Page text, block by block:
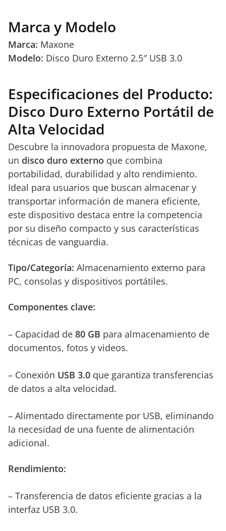
Marca y Modelo
Marca: Maxone
Modelo: Disco Duro Externo 2.5″ USB 3.0
Especificaciones del Producto:
Disco Duro Externo Portátil de
Alta Velocidad
Descubre la innovadora propuesta de Maxone,
un disco duro externo que combina
portabilidad, durabilidad y alto rendimiento.
Ideal para usuarios que buscan almacenar y
transportar información de manera eficiente,
este dispositivo destaca entre la competencia
por su diseño compacto y sus características
técnicas de vanguardia.
Tipo/Categoría: Almacenamiento externo para
PC, consolas y dispositivos portátiles.
Componentes clave:
– Capacidad de 80 GB para almacenamiento de
documentos, fotos y videos.
– Conexión USB 3.0 que garantiza transferencias
de datos a alta velocidad.
– Alimentado directamente por USB, eliminando
la necesidad de una fuente de alimentación
adicional.
Rendimiento:
– Transferencia de datos eficiente gracias a la
interfaz USB 3.0.